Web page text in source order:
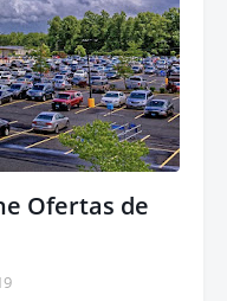
Ofertas de